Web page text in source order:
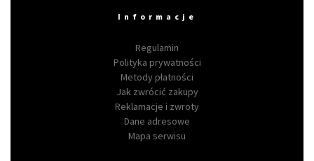
Informacje
Regulamin
Polityka prywatności
Metody płatności
Jak zwrócić zakupy
Reklamacje i zwroty
Dane adresowe
Mapa serwisu